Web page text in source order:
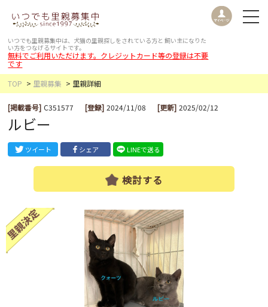
いつでも里親募集中は、犬猫の里親探しをされている方と 飼い主になりた
い方をつなげるサイトです。
無料でご利用いただけます。クレジットカード等の登録は不要
です
TOP
里親募集 里親詳細
[掲載番号] C351577 [登録] 2024/11/08 [更新] 2025/02/12
ルビー
ツイート シェア LINEで送る
検討する